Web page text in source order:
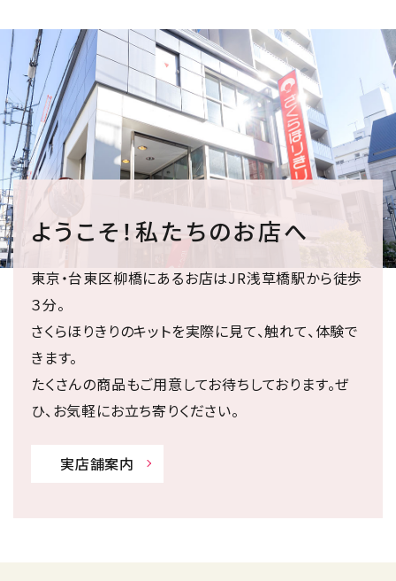
ようこそ！私たちのお店へ
東京・台東区柳橋にあるお店はJR浅草橋駅から徒歩
３分。
さくらほりきりのキットを実際に見て、触れて、体験で
きます。
たくさんの商品もご用意してお待ちしております。ぜ
ひ、お気軽にお立ち寄りください。
実店舗案内